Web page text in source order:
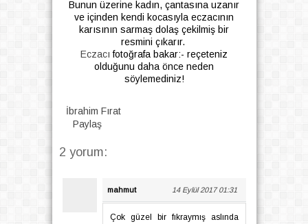
Bunun üzerine kadın, çantasına uzanır
ve içinden kendi kocasıyla eczacının
karısının sarmaş dolaş çekilmiş bir
resmini çıkarır.
Eczacı fotoğrafa bakar:- reçeteniz
olduğunu daha önce neden
söylemediniz!
İbrahim Fırat
Paylaş
2 yorum:
mahmut 14 Eylül 2017 01:31
Çok güzel bir fıkraymış aslında